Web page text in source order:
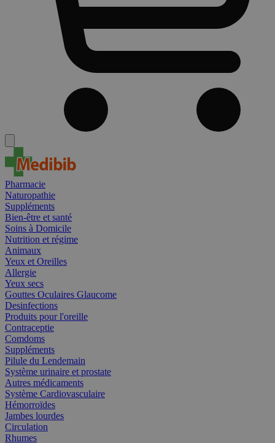
Pharmacie
Naturopathie
Suppléments
Bien-être et santé
Soins à Domicile
Nutrition et régime
Animaux
Yeux et Oreilles
Allergie
Yeux secs
Gouttes Oculaires Glaucome
Desinfections
Produits pour l'oreille
Contraceptie
Comdoms
Suppléments
Pilule du Lendemain
Système urinaire et prostate
Autres médicaments
Système Cardiovasculaire
Hémorroïdes
Jambes lourdes
Circulation
Rhumes